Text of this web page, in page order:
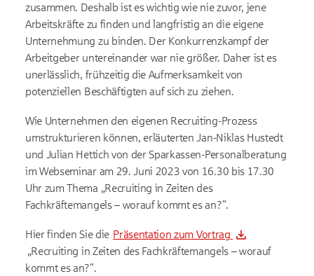
zusammen. Deshalb ist es wichtig wie nie zuvor, jene
Arbeitskräfte zu finden und langfristig an die eigene
Unternehmung zu binden. Der Konkurrenzkampf der
Arbeitgeber untereinander war nie größer. Daher ist es
unerlässlich, frühzeitig die Aufmerksamkeit von
potenziellen Beschäftigten auf sich zu ziehen.
Wie Unternehmen den eigenen Recruiting-Prozess
umstrukturieren können, erläuterten Jan-Niklas Hustedt
und Julian Hettich von der Sparkassen-Personalberatung
im Webseminar am 29. Juni 2023 von 16.30 bis 17.30
Uhr zum Thema „Recruiting in Zeiten des
Fachkräftemangels – worauf kommt es an?".
Hier finden Sie die Präsentation zum Vortrag
„Recruiting in Zeiten des Fachkräftemangels – worauf
kommt es an?".